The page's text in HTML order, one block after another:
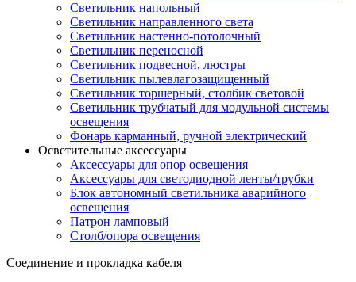
Светильник напольный
Светильник направленного света
Светильник настенно-потолочный
Светильник переносной
Светильник подвесной, люстры
Светильник пылевлагозащищенный
Светильник торшерный, столбик световой
Светильник трубчатый для модульной системы
освещения
Фонарь карманный, ручной электрический
Осветительные аксессуары
Аксессуары для опор освещения
Аксессуары для светодиодной ленты/трубки
Блок автономный светильника аварийного
освещения
Патрон ламповый
Столб/опора освещения
Соединение и прокладка кабеля